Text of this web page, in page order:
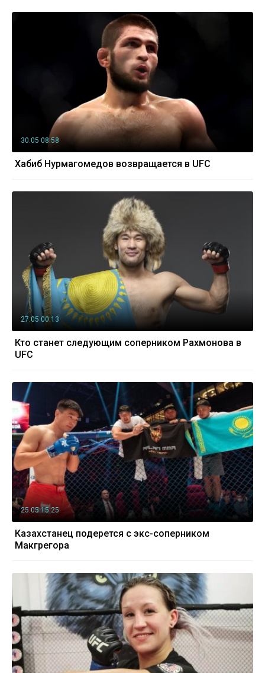
30.05 08:58
Хабиб Нурмагомедов возвращается в UFC
27.05 00:13
Кто станет следующим соперником Рахмонова в
UFC
25.05 15:25
Казахстанец подерется с экс-соперником
Макгрегора